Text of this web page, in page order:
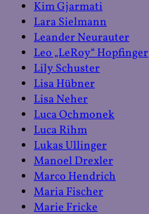
Kim Gjarmati
Lara Sielmann
Leander Neurauter
Leo „LeRoy“ Hopfinger
Lily Schuster
Lisa Hübner
Lisa Neher
Luca Ochmonek
Luca Rihm
Lukas Ullinger
Manoel Drexler
Marco Hendrich
Maria Fischer
Marie Fricke